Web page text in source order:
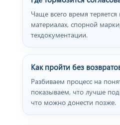
Чаще всего время
материалах, спорной
техдокументации.
Как пройти без
Разбиваем процесс на
показываем, что лучше
что можно донести позже.